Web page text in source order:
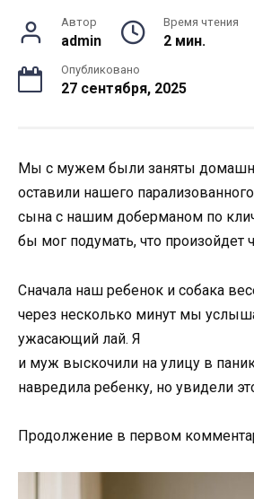
Автор
admin
Время чтения
2 мин.
Опубликовано
27 сентября, 2025
Мы с мужем были заняты
оставили нашего
сына с нашим доберманом по
бы мог подумать, что произойдет
Сначала наш ребенок и собака
через несколько минут мы
ужасающий лай. Я
и муж выскочили на улицу в
навредила ребенку, но увидели
Продолжение в первом